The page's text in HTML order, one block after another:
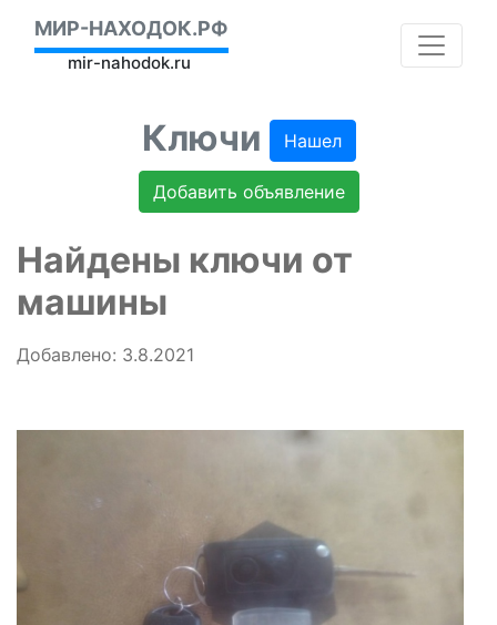
МИР-НАХОДОК.РФ
mir-nahodok.ru
Ключи Нашел
Добавить объявление
Найдены ключи от
машины
Добавлено: 3.8.2021